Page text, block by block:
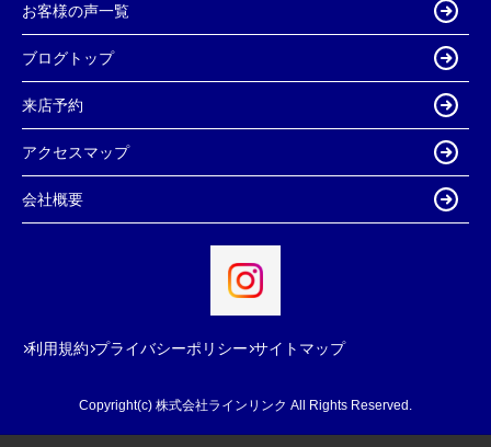
お客様の声一覧
ブログトップ
来店予約
アクセスマップ
会社概要
利用規約 プライバシーポリシー サイトマップ
Copyright(c) 株式会社ラインリンク All Rights Reserved.